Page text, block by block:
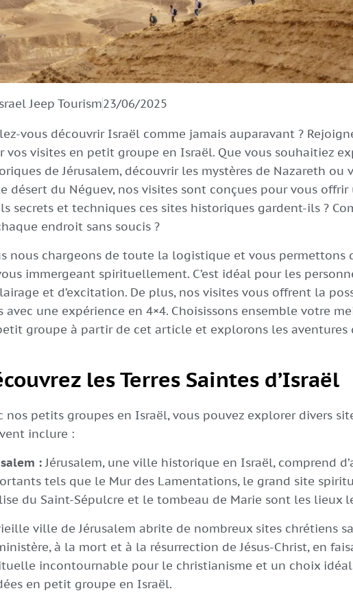
Jeep Tourism23/06/2025
vous découvrir Israël comme jamais auparavant ?
vos visites en petit groupe en Israël. Que vous souhaitiez
de Jérusalem, découvrir les mystères de Nazareth ou
désert du Néguev, nos visites sont conçues pour vous
secrets et techniques ces sites historiques gardent-ils ?
endroit sans soucis ?
nous chargeons de toute la logistique et vous permettons
immergeant spirituellement. C’est idéal pour les
et d’excitation. De plus, nos visites vous offrent la
avec une expérience en 4×4. Choisissons ensemble votre
groupe à partir de cet article et explorons les aventures
les Terres Saintes d’Israël
nos petits groupes en Israël, vous pouvez explorer divers
inclure :
:Jérusalem, une ville historique en Israël, comprend
tels que le Mur des Lamentations, le grand site
du Saint-Sépulcre et le tombeau de Marie sont les lieux
ville de Jérusalem abrite de nombreux sites chrétiens
à la mort et à la résurrection de Jésus-Christ, en
incontournable pour le christianisme et un choix
en petit groupe en Israël.